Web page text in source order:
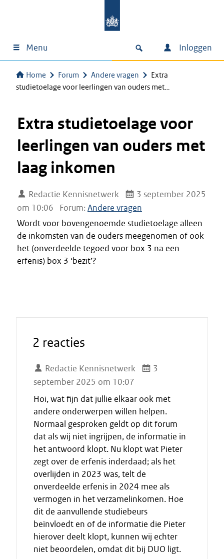
Menu Inloggen
Home Forum Andere vragen
Extra
studietoelage voor leerlingen van ouders met…
Extra studietoelage voor
leerlingen van ouders met
laag inkomen
Redactie Kennisnetwerk
3 september 2025
om 10:06
Forum: Andere vragen
Wordt voor bovengenoemde studietoelage alleen
de inkomsten van de ouders meegenomen of ook
het (onverdeelde tegoed voor box 3 na een
erfenis) box 3 ‘bezit’?
2 reacties
Redactie Kennisnetwerk
3
september 2025 om 10:07
Hoi, wat fijn dat jullie elkaar ook met
andere onderwerpen willen helpen.
Normaal gesproken geldt op dit forum
dat als wij niet ingrijpen, de informatie in
het antwoord klopt. Nu klopt wat Pieter
zegt over de erfenis inderdaad; als het
overlijden in 2023 was, telt de
onverdeelde erfenis in 2024 mee als
vermogen in het verzamelinkomen. Hoe
dit de aanvullende studiebeurs
beïnvloedt en of de informatie die Pieter
hierover deelt klopt, kunnen wij echter
niet beoordelen, omdat dit bij DUO ligt.